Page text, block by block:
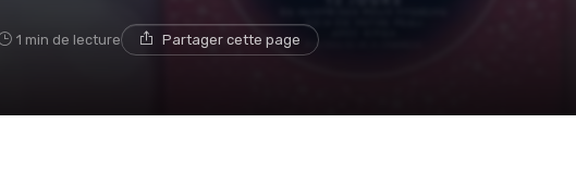
1 min de lecture Partager cette page